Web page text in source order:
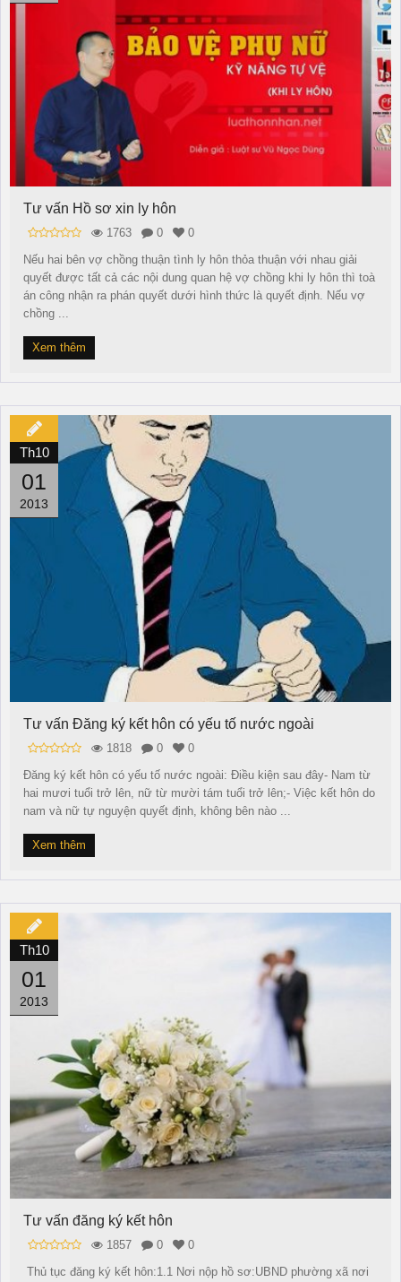
Tư vấn Hồ sơ xin ly hôn
1763 0
0
Nếu hai bên vợ chồng thuận tình ly hôn thỏa thuận với nhau giải
quyết được tất cả các nội dung quan hệ vợ chồng khi ly hôn thì toà
án công nhận ra phán quyết dưới hình thức là quyết định. Nếu vợ
chồng ...
Xem thêm
Th10
01
2013
Tư vấn Đăng ký kết hôn có yếu tố nước ngoài
1818 0
0
Đăng ký kết hôn có yếu tố nước ngoài: Điều kiện sau đây- Nam từ
hai mươi tuổi trở lên, nữ từ mười tám tuổi trở lên;- Việc kết hôn do
nam và nữ tự nguyện quyết định, không bên nào ...
Xem thêm
Th10
01
2013
Tư vấn đăng ký kết hôn
1857 0
0
Thủ tục đăng ký kết hôn:1.1 Nơi nộp hồ sơ:UBND phường xã nơi